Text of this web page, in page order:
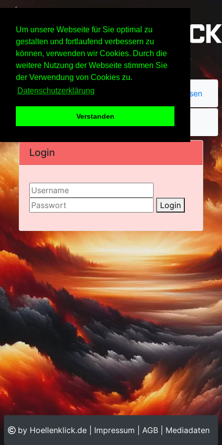
Um unsere Webseite für Sie optimal zu
gestalten und fortlaufend verbessern zu
können, verwenden wir Cookies. Durch die
weitere Nutzung der Webseite stimmen Sie
der Verwendung von Cookies zu.
Datenschutzerklärung
Verstanden
Passwort vergessen
Login
Login
by Hoellenklick.de | Impressum AGB Mediadaten